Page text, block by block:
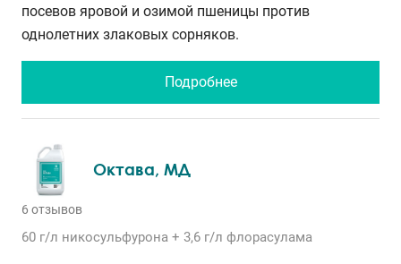
посевов яровой и озимой пшеницы против
однолетних злаковых сорняков.
Подробнее
Октава, МД
6 отзывов
60 г/л никосульфурона + 3,6 г/л флорасулама